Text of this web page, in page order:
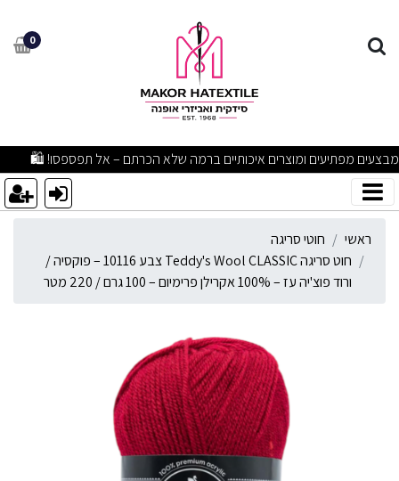
חוט סריגה Teddy's Wool CLASSIC צבע 10116 – פוקסיה / ורוד פוצ'יה עז – 100% אקרילן פרימיום – 100 גרם / 220 מטר 0
מבצעים מפתיעים ומוצרים איכותיים ברמה שלא הכרתם – אל
ראשי
חוטי סריגה
חוט סריגה Teddy's Wool CLASSIC צבע 10116 – פוקסיה /
ורוד פוצ'יה עז – 100% אקרילן פרימיום – 100 גרם / 220 מטר